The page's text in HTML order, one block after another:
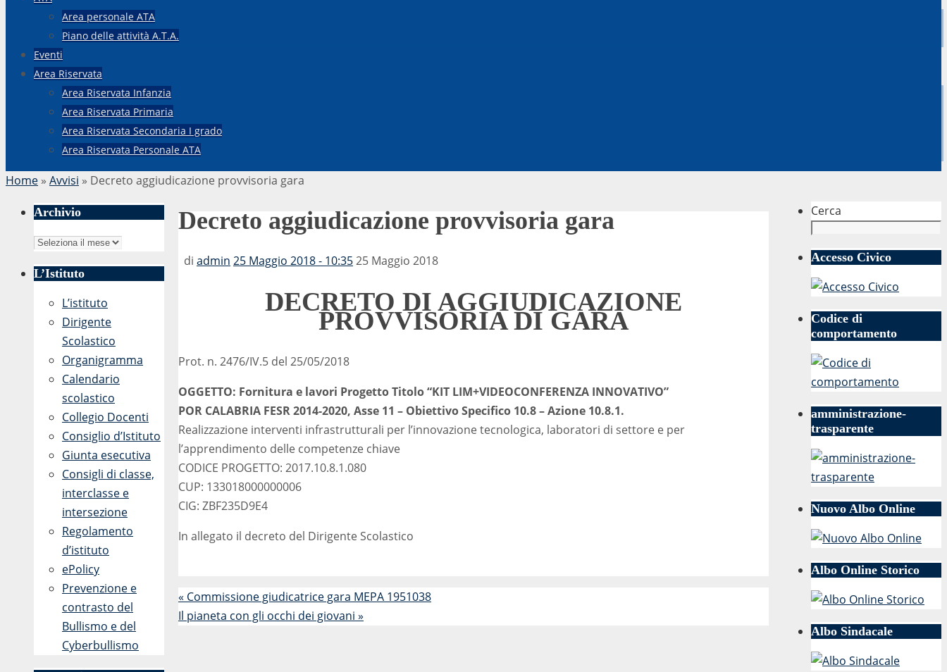
Area personale ATA
Piano delle attività A.T.A.
Eventi
Area Riservata
Area Riservata Infanzia
Area Riservata Primaria
Area Riservata Secondaria I grado
Area Riservata Personale ATA
Home » Avvisi » Decreto aggiudicazione provvisoria gara
Decreto aggiudicazione provvisoria gara
di admin 25 Maggio 2018 - 10:3525 Maggio 2018
DECRETO DI AGGIUDICAZIONE
PROVVISORIA DI GARA
Prot. n. 2476/IV.5 del 25/05/2018
OGGETTO: Fornitura e lavori Progetto Titolo “KIT LIM+VIDEOCONFERENZA INNOVATIVO”
POR CALABRIA FESR 2014-2020, Asse 11 – Obiettivo Specifico 10.8 – Azione 10.8.1.
Realizzazione interventi infrastrutturali per l’innovazione tecnologica, laboratori di settore e per
l’apprendimento delle competenze chiave
CODICE PROGETTO: 2017.10.8.1.080
CUP: 133018000000006
CIG: ZBF235D9E4
In allegato il decreto del Dirigente Scolastico
« Commissione giudicatrice gara MEPA 1951038
Il pianeta con gli occhi dei giovani »
Archivio
Archivio
L’Istituto
L’istituto
Dirigente
Scolastico
Organigramma
Calendario
scolastico
Collegio Docenti
Consiglio d’Istituto
Giunta esecutiva
Consigli di classe,
interclasse e
intersezione
Regolamento
d’istituto
ePolicy
Prevenzione e
contrasto del
Bullismo e del
Cyberbullismo
Cerca
Accesso Civico
Codice di
comportamento
amministrazione-
trasparente
Nuovo Albo Online
Albo Online Storico
Albo Sindacale